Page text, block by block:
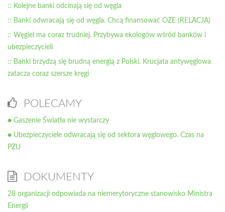
:: Kolejne banki odcinają się od węgla
:: Banki odwracają się od węgla. Chcą finansować OZE (RELACJA)
:: Węgiel ma coraz trudniej. Przybywa ekologów wśród banków i
ubezpieczycieli
:: Banki brzydzą się brudną energią z Polski. Krucjata antywęglowa
zatacza coraz szersze kręgi
POLECAMY
● Gaszenie Światła nie wystarczy
● Ubezpieczyciele odwracają się od sektora węglowego. Czas na
PZU
DOKUMENTY
28 organizacji odpowiada na niemerytoryczne stanowisko Ministra
Energii